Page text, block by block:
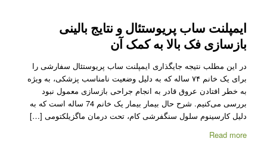
ایمپلنت ساب پریوستئال و نتایج بالینی
بازسازی فک بالا به کمک آن
در این مطلب نتیجه جایگذاری ایمپلنت ساب پریوستئال سفارشی را
برای یک خانم ۷۴ ساله که به دلیل وضعیت نامناسب پزشکی، به ویژه
به خطر افتادن عروق قادر به انجام جراحی بازسازی معمول نبود
بررسی می‌کنیم. شرح حال بیمار بیمار یک خانم 74 ساله است که به
دلیل کارسینوم سلول سنگفرشی کام، تحت درمان ماگزیلکتومی […]
Read more